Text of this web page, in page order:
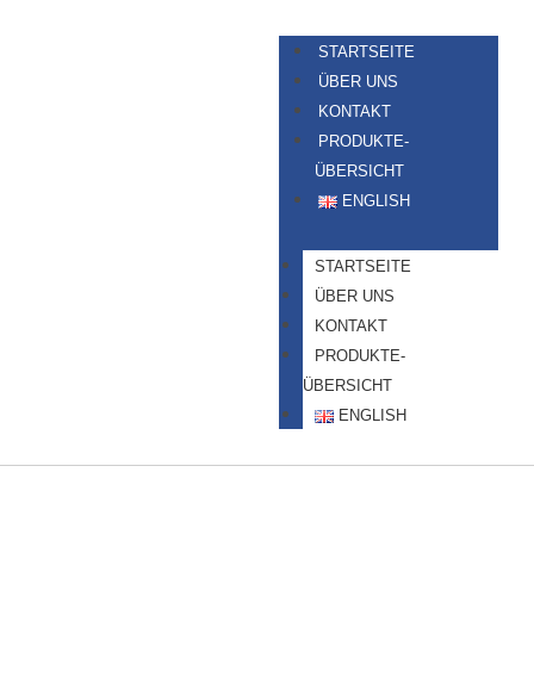
STARTSEITE
ÜBER UNS
KONTAKT
PRODUKTE-
ÜBERSICHT
ENGLISH
STARTSEITE
ÜBER UNS
KONTAKT
PRODUKTE-
ÜBERSICHT
ENGLISH